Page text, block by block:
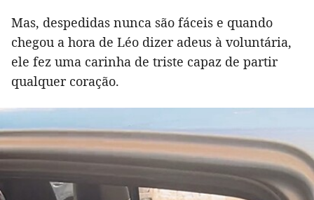
Mas, despedidas nunca são fáceis e quando
chegou a hora de Léo dizer adeus à voluntária,
ele fez uma carinha de triste capaz de partir
qualquer coração.